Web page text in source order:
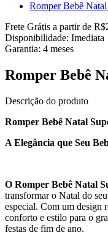
Romper Bebê
Frete Grátis a partir de
Disponibilidade: Imediata
Garantia: 4 meses
Romper Bebê
Descrição do produto
Romper Bebê Natal
A Elegância que Seu
O Romper Bebê Natal
transformar o Natal do
especial. Com um design
conforto e estilo para o
festas de fim de ano.